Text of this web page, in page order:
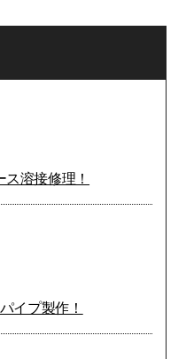
溶接修理！
イプ製作！